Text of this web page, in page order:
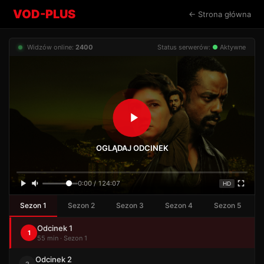
VOD-PLUS ← Strona główna
Widzów online: 2400 Status serwerów: ● Aktywne
OGLĄDAJ ODCINEK
0:00 / 124:07 HD
Sezon 1 Sezon 2 Sezon 3 Sezon 4 Sezon 5
1 Odcinek 1
55 min · Sezon 1
Odcinek 2